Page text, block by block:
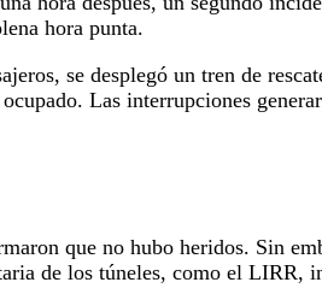
hora punta.
se desplegó un tren de
Las interrupciones
que no hubo heridos. Sin
de los túneles, como el LIRR,